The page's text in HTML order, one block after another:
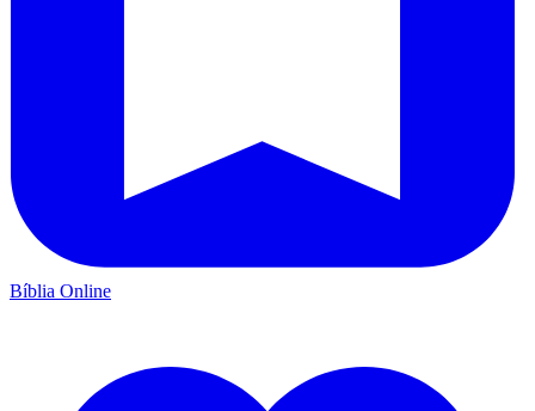
Bíblia Online